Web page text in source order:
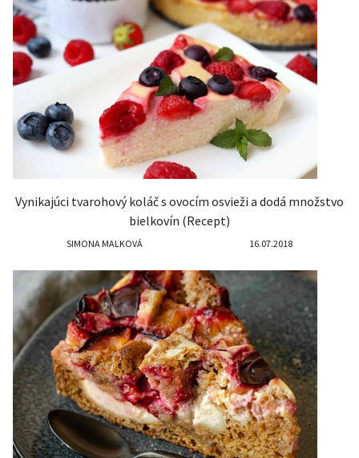
Vynikajúci tvarohový koláč s ovocím osvieži a dodá množstvo
bielkovín (Recept)
SIMONA MALKOVÁ 16.07.2018